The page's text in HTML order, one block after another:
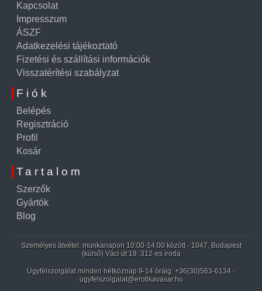
Kapcsolat
Impresszum
ÁSZF
Adatkezelési tájékoztató
Fizetési és szállítási információk
Visszatérítési szabályzat
Fiók
Belépés
Regisztráció
Profil
Kosár
Tartalom
Szerzők
Gyártók
Blog
Személyes átvétel: munkanapon 10:00-14:00 között · 1047, Budapest
(külső) Váci út 19. 312-es iroda
Ügyfélszolgálat minden hétköznap 9-14 óráig: +36(30)563-6134 ·
ugyfelszolgalat@erotikavasar.hu